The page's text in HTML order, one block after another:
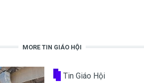
MORE TIN GIÁO HỘI
Tin Giáo Hội